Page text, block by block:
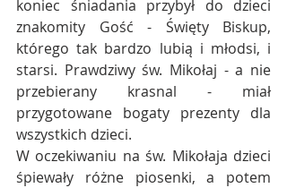
koniec śniadania przybył do dzieci
znakomity Gość - Święty Biskup,
którego tak bardzo lubią i młodsi, i
starsi. Prawdziwy św. Mikołaj - a nie
przebierany krasnal - miał
przygotowane bogaty prezenty dla
wszystkich dzieci.
W oczekiwaniu na św. Mikołaja dzieci
śpiewały różne piosenki, a potem